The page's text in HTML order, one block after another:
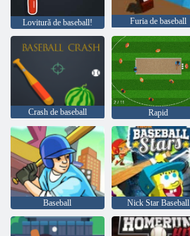
Lovitură de baseball! Furia de baseball
Crash de baseball Rapid
Baseball Nick Star Baseball